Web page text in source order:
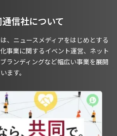
信社について
、ニュースメディアをはじめとする
事業に関するイベント運営、ネット
ランディングなど幅広い事業を展開
ます。